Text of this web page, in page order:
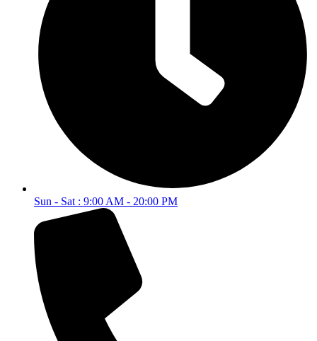
Sun - Sat : 9:00 AM - 20:00 PM